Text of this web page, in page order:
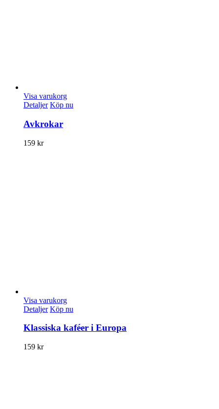
Visa varukorg
Detaljer Köp nu
Avkrokar
159 kr
Visa varukorg
Detaljer Köp nu
Klassiska kaféer i Europa
159 kr